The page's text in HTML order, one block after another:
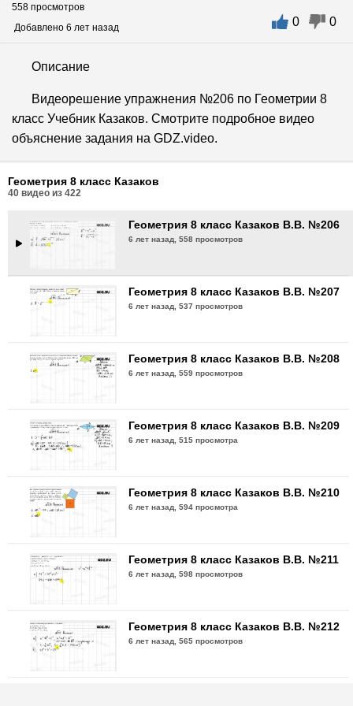
558 просмотров
Добавлено 6 лет назад
0 0
Описание
Видеорешение упражнения №206 по Геометрии 8
класс Учебник Казаков. Смотрите подробное видео
объяснение задания на GDZ.video.
Геометрия 8 класс Казаков
40 видео из 422
Геометрия 8 класс Казаков В.В. №203
6 лет назад, 508 просмотров
Геометрия 8 класс Казаков В.В. №206
6 лет назад,558 просмотров
Геометрия 8 класс Казаков В.В. №207
6 лет назад,537 просмотров
Геометрия 8 класс Казаков В.В. №208
6 лет назад,559 просмотров
Геометрия 8 класс Казаков В.В. №209
6 лет назад,515 просмотра
Геометрия 8 класс Казаков В.В. №210
6 лет назад,594 просмотра
Геометрия 8 класс Казаков В.В. №211
6 лет назад,598 просмотров
Геометрия 8 класс Казаков В.В. №212
6 лет назад,565 просмотров